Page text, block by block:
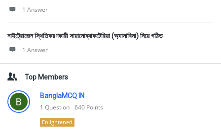
1 Answer
নাইট্রোজেন স্থিতিকরণকারী সায়ানোব্যাকটেরিয়া (অ্যানাবিনা) নিয়ে গঠিত
1 Answer
Top Members
BanglaMCQ IN
1 Question 640 Points
Enlightened